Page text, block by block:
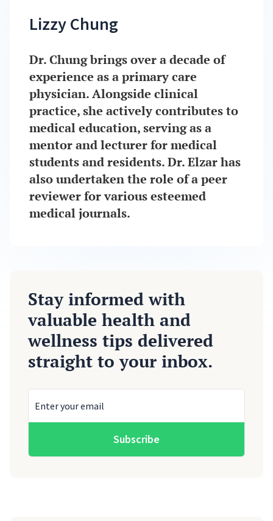
Lizzy Chung
Dr. Chung brings over a decade of
experience as a primary care
physician. Alongside clinical
practice, she actively contributes to
medical education, serving as a
mentor and lecturer for medical
students and residents. Dr. Elzar has
also undertaken the role of a peer
reviewer for various esteemed
medical journals.
Stay informed with
valuable health and
wellness tips delivered
straight to your inbox.
Subscribe